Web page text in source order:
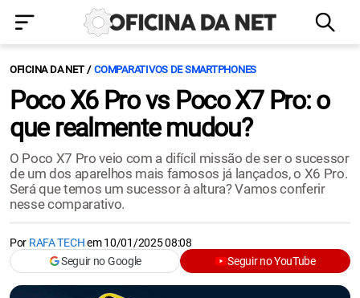
OFICINA DA NET COMPARATIVOS DE SMARTPHONES
Poco X6 Pro vs Poco X7 Pro: o
que realmente mudou?
O Poco X7 Pro veio com a difícil missão de ser o sucessor
de um dos aparelhos mais famosos já lançados, o X6 Pro.
Será que temos um sucessor à altura? Vamos conferir
nesse comparativo.
Por RAFA TECHem10/01/2025 08:08
Seguir no Google
Seguir no YouTube